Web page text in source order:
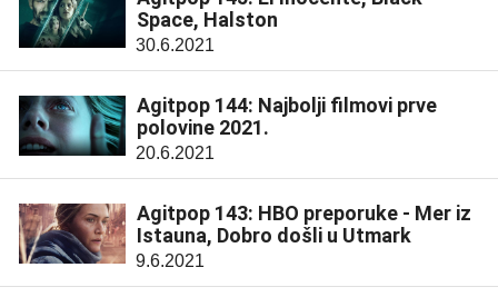
Space, Halston
30.6.2021
Agitpop 144: Najbolji filmovi prve
polovine 2021.
20.6.2021
Agitpop 143: HBO preporuke - Mer iz
Istauna, Dobro došli u Utmark
9.6.2021